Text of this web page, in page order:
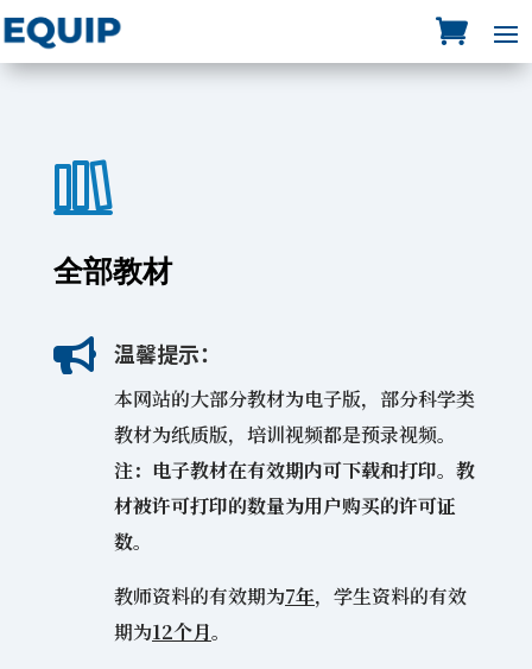
全部教材
 温馨提示：
本网站的大部分教材为电子版，部分科学类
教材为纸质版，培训视频都是预录视频。
注：电子教材在有效期内可下载和打印。教
材被许可打印的数量为用户购买的许可证
数。
教师资料的有效期为7年，学生资料的有效
期为12个月。